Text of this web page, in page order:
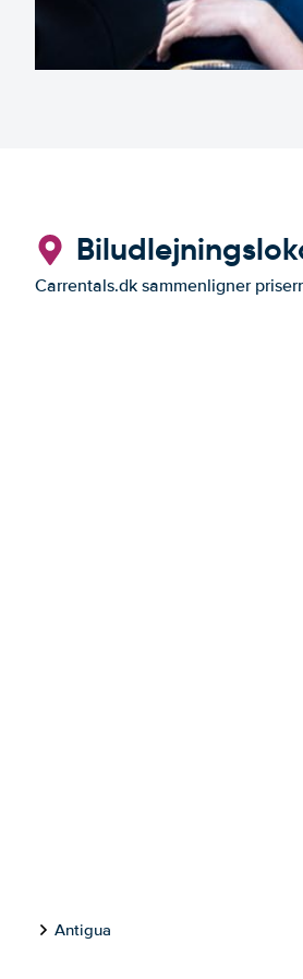
Carrentals.dk sammenligner
Antigua